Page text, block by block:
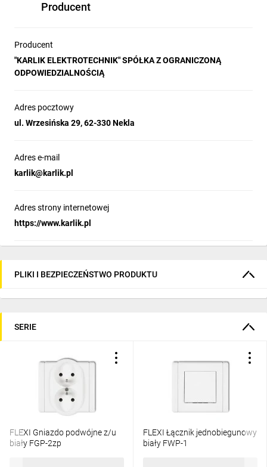
Producent
Producent
"KARLIK ELEKTROTECHNIK" SPÓŁKA Z OGRANICZONĄ
ODPOWIEDZIALNOŚCIĄ
Adres pocztowy
ul. Wrzesińska 29, 62-330 Nekla
Adres e-mail
karlik@karlik.pl
Adres strony internetowej
https://www.karlik.pl
PLIKI I BEZPIECZEŃSTWO PRODUKTU
SERIE
FLEXI Gniazdo podwójne z/u
biały FGP-2zp
FLEXI Łącznik jednobiegunowy
biały FWP-1